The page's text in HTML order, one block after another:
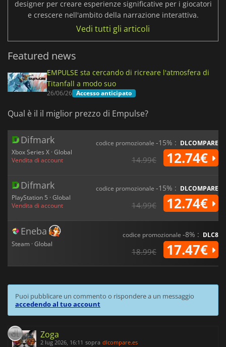
designer per creare esperienze significative per i giocatori
e crescere nell'ambito della narrazione interattiva.
Vedi tutti gli articoli
Featured news
EMPULSE sta cercando di ricreare l'atmosfera di
Titanfall a modo suo
26/06/26 Accesso anticipato
Qual è il il miglior prezzo di Empulse?
Difmark
Xbox Series X · Global
Vendita di account
codice promozionale -15% : DLCOMPARE
14.99€ 12.74€
Difmark
PlayStation 5 · Global
Vendita di account
codice promozionale -15% : DLCOMPARE
14.99€ 12.74€
Eneba
Steam · Global
codice promozionale -8% : DLC8
18.99€ 17.47€
Puoi pubblicare un commento o rispondere a un messaggio
accedendo al tuo account
Zoga
2 lug 2026, 16:11 sopra dlcompare.es